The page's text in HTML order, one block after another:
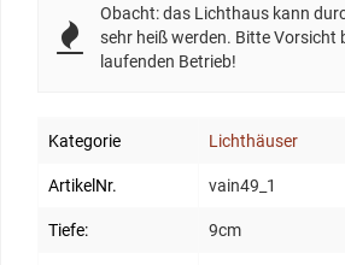
Obacht: das Lichthaus kann
sehr heiß werden. Bitte Vorsicht
laufenden Betrieb!
Kategorie Lichthäuser
ArtikelNr. vain49_1
Tiefe: 9cm